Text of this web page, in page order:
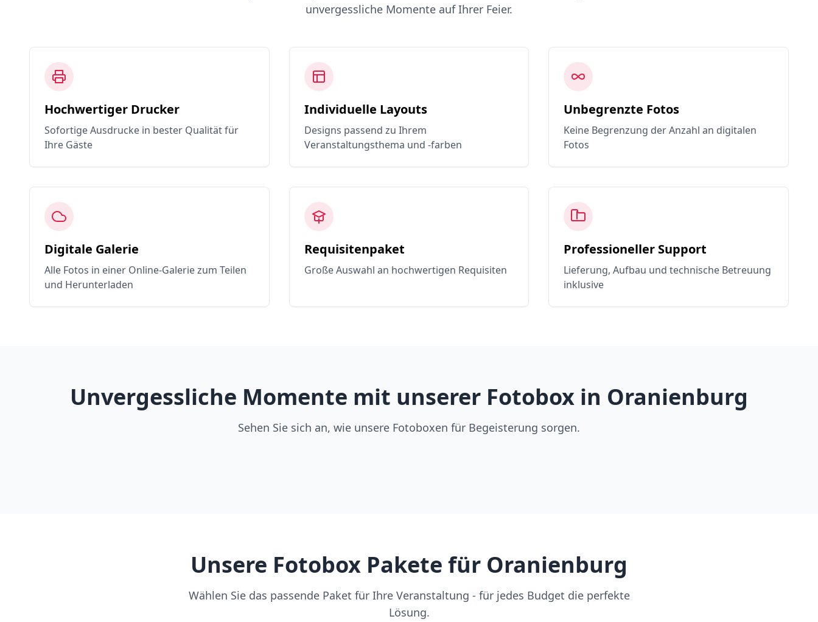
unvergessliche Momente auf Ihrer Feier.
Hochwertiger Drucker
Sofortige Ausdrucke in bester Qualität für
Ihre Gäste
Individuelle Layouts
Designs passend zu Ihrem
Veranstaltungsthema und -farben
Unbegrenzte Fotos
Keine Begrenzung der Anzahl an digitalen
Fotos
Digitale Galerie
Alle Fotos in einer Online-Galerie zum Teilen
und Herunterladen
Requisitenpaket
Große Auswahl an hochwertigen Requisiten
Professioneller Support
Lieferung, Aufbau und technische Betreuung
inklusive
Unvergessliche Momente mit unserer Fotobox in Oranienburg
Sehen Sie sich an, wie unsere Fotoboxen für Begeisterung sorgen.
Unsere Fotobox Pakete für Oranienburg
Wählen Sie das passende Paket für Ihre Veranstaltung - für jedes Budget die perfekte
Lösung.